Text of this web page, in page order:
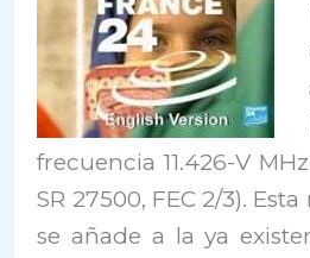
frecuencia 11.426-V
SR 27500, FEC 2/3).
se añade a la ya